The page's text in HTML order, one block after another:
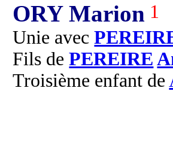
ORY Marion 1
Unie avec
Fils dePEREIRE
Troisième enfant de